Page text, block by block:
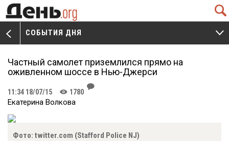
Q
V
СОБЫТИЯ ДНЯ
W
Частный самолет приземлился прямо на
оживленном шоссе в Нью-Джерси
11:34 18/07/15 K 1780
J
Екатерина Волкова
Фото: twitter.com (Stafford Police NJ)